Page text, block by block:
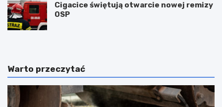
Cigacice świętują otwarcie nowej remizy
OSP
Warto przeczytać